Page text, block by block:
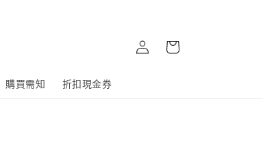
購買需知 折扣現金券
登
入
物